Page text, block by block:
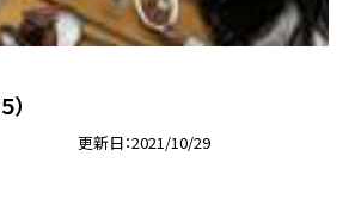
）
更新日 2021/10/29